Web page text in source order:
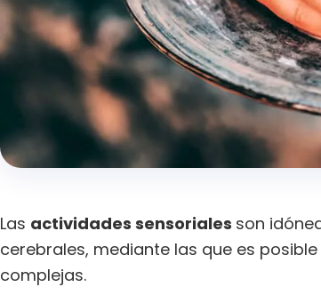
Las actividades sensoriales son
cerebrales, mediante las que es
complejas.